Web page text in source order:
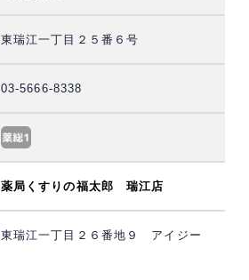
東瑞江一丁目２５番６号
03-5666-8338
薬局くすりの福太郎 瑞江店
東瑞江一丁目２６番地９ アイジー